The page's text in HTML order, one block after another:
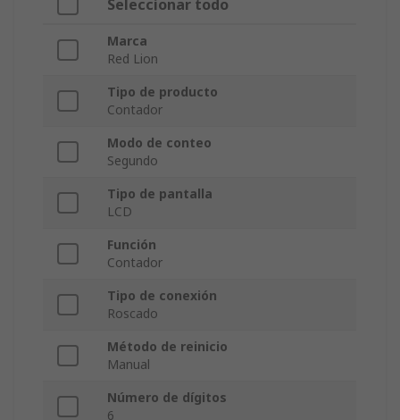
Seleccionar todo
Marca
Red Lion
Tipo de producto
Contador
Modo de conteo
Segundo
Tipo de pantalla
LCD
Función
Contador
Tipo de conexión
Roscado
Método de reinicio
Manual
Número de dígitos
6